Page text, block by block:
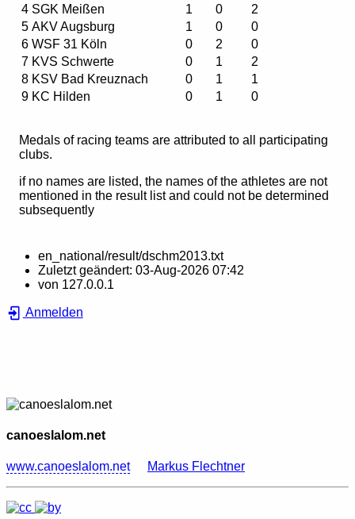
4 SGK Meißen 1 0
2
5 AKV Augsburg 1 0
0
6 WSF 31 Köln 0 2
0
7 KVS Schwerte 0 1
2
8 KSV Bad Kreuznach 0 1
1
9 KC Hilden 0 1 0
Medals of racing teams are attributed to all participating
clubs.
if no names are listed, the names of the athletes are not
mentioned in the result list and could not be determined
subsequently
en_national/result/dschm2013.txt
Zuletzt geändert: 03-Aug-2026 07:42
von 127.0.0.1
Anmelden
canoeslalom.net
www.canoeslalom.net Markus Flechtner